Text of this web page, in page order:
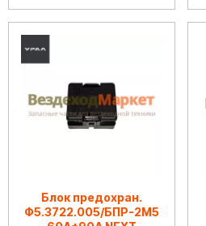
Блок предохран.
Ф5.3722.005/БПР-2М5